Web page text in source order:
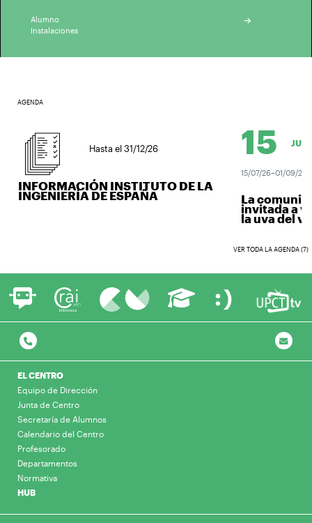
Alumno
Instalaciones
AGENDA
Hasta el 31/12/26
INFORMACIÓN INSTITUTO DE LA
INGENIERÍA DE ESPAÑA
15 JUL.
15/07/26–01/09/26
La
invitada a
la uva del
VER TODA LA AGENDA (7)
EL CENTRO
Equipo de Dirección
Junta de Centro
Secretaría de Alumnos
Calendario del Centro
Profesorado
Departamentos
Normativa
HUB